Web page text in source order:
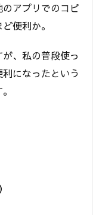
アプリでのコピ
便利か。
、私の普段使っ
になったという